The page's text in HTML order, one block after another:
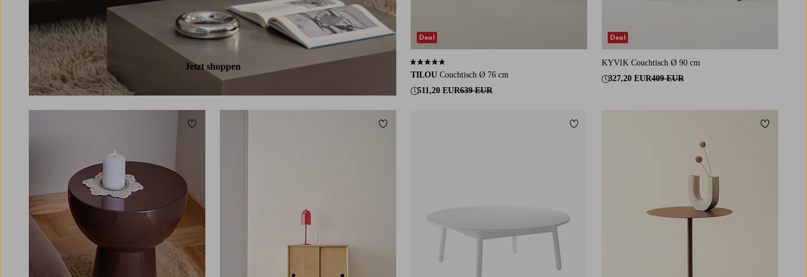
zugeschnitten ist. Stöbere in unserem Sortiment
und finde den perfekten Tisch für dein
Zuhause. Ganz gleich, ob du einen praktischen,
platzsparenden Klapptisch, einen kleinen Tisch
für eine gemütliche Leseecke
oder
einen Tisch mit Einlegeplatte für
unterschiedliche Zusammenkünfte suchst – wir
haben das richtige Modell für jeden Geschmack
Jetzt shoppen
TILOU Couchtisch Ø 76 cm
511,20 EUR639 EUR
5,0 basierend auf 1 Bewertungen
Deal
KYVIK Couchtisch Ø 90 cm
327,20 EUR409 EUR
Deal
Zu Favoriten hinzufügen Zu Favoriten hinzufügen Zu Favoriten hinzufügen Zu